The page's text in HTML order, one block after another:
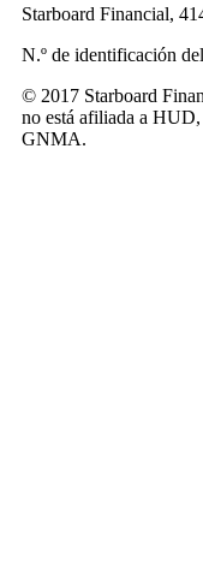
Starboard Financial,
N.º de identificación
© 2017 Starboard
no está afiliada a
GNMA.